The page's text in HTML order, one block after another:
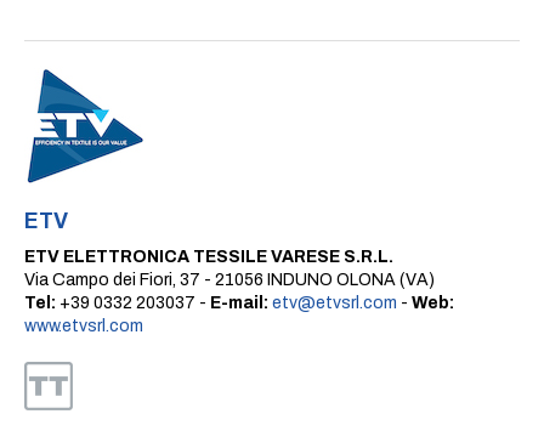
ETV
ETV ELETTRONICA TESSILE VARESE S.R.L.
Via Campo dei Fiori, 37 - 21056 INDUNO OLONA (VA)
Tel: +39 0332 203037 - E-mail: etv@etvsrl.com - Web:
www.etvsrl.com